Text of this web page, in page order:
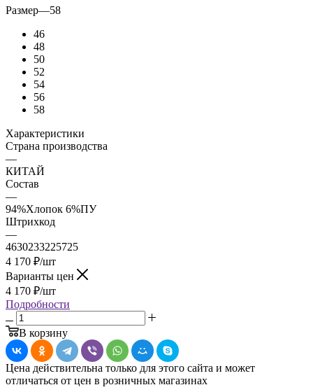
Размер—58
46
48
50
52
54
56
58
Характеристики
Страна производства
—
КИТАЙ
Состав
—
94%Хлопок 6%ПУ
Штрихкод
—
4630233225725
4 170 ₽/шт
Варианты цен
4 170 ₽/шт
Подробности
В корзину
Цена действительна только для этого сайта и может
отличаться от цен в розничных магазинах